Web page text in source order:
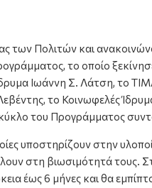
των Πολιτών και
το οποίο
Ιωάννη Σ. Λάτση, το
το Κοινωφελές
του Προγράμματος
υποστηρίζουν στην
στη βιωσιμότητά τους.
έως 6 μήνες και θα